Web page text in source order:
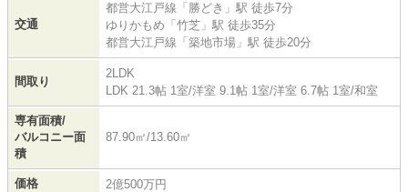
交通
都営大江戸線 「 勝どき 」駅 徒歩7分
ゆりかもめ 「 竹芝 」駅 徒歩35分
都営大江戸線 「 築地市場 」駅 徒歩20分
間取り
2LDK
LDK 21.3帖 1室/洋室 9.1帖 1室/洋室 6.7帖 1室/和室
専有面積/
バルコニー面
積
87.90㎡/13.60㎡
価格 2億500万円